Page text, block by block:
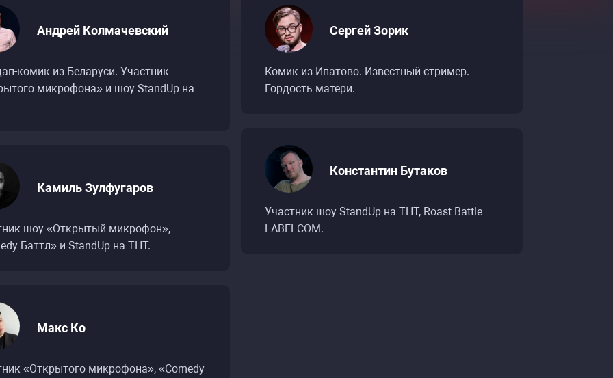
Андрей Колмачевский
комик из Беларуси. Участник
микрофона» и шоу StandUp на
Камиль Зулфугаров
шоу «Открытый микрофон»,
Баттл» и StandUp на ТНТ.
Макс Ко
«Открытого микрофона», «Comedy
Сергей Зорик
Комик из Ипатово. Известный стример.
Гордость матери.
Константин Бутаков
Участник шоу StandUp на ТНТ, Roast Battle
LABELCOM.
событий «Концерт StandUp Show ТНТ»
событий «Концерт StandUp Show ТНТ»